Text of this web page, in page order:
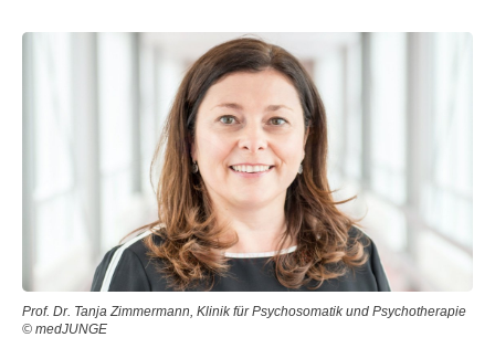
Prof. Dr. Tanja Zimmermann, Klinik für Psychosomatik und Psychotherapie
© medJUNGE